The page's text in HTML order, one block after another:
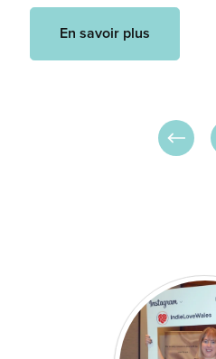
En savoir plus